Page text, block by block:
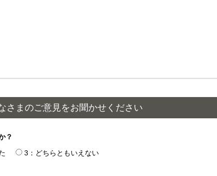
さまのご意見をお聞かせください
？
3：どちらともいえない